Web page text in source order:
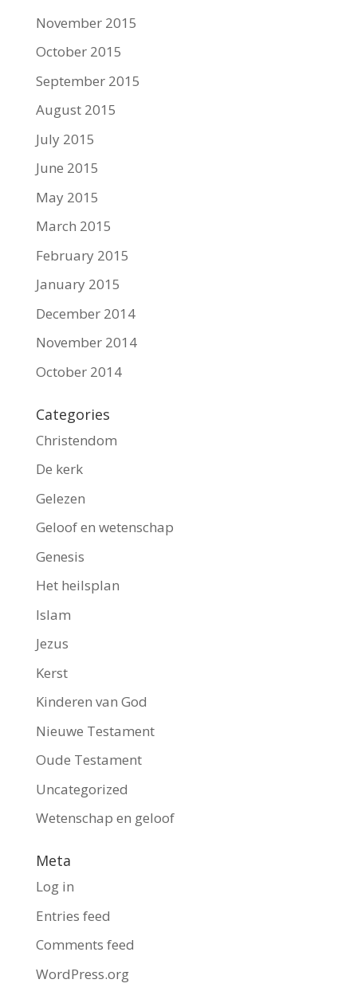
November 2015
October 2015
September 2015
August 2015
July 2015
June 2015
May 2015
March 2015
February 2015
January 2015
December 2014
November 2014
October 2014
Categories
Christendom
De kerk
Gelezen
Geloof en wetenschap
Genesis
Het heilsplan
Islam
Jezus
Kerst
Kinderen van God
Nieuwe Testament
Oude Testament
Uncategorized
Wetenschap en geloof
Meta
Log in
Entries feed
Comments feed
WordPress.org